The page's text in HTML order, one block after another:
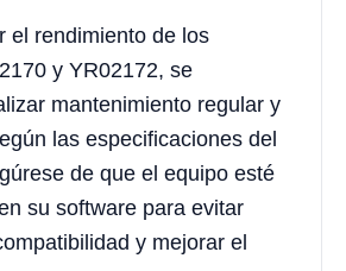
el rendimiento de los
y YR02172, se
mantenimiento regular y
las especificaciones del
de que el equipo esté
su software para evitar
y mejorar el